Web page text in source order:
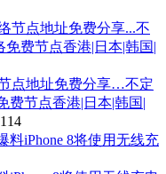
节点地址免费分享…不定
节点香港|日本|韩国|
114